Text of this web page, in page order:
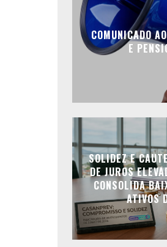
COMUNICADO
E
SOLIDEZ E
DE JUROS
CONSOLIDA
ATIVOS